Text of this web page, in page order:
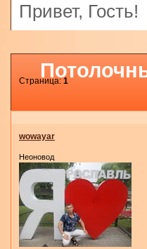
Привет, Гость!
Страница:1
wowayar
Неоновод